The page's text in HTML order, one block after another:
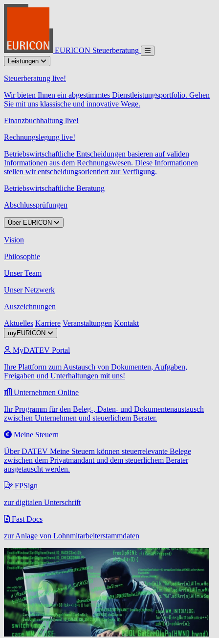
EURICON Steuerberatung
Leistungen
Steuerberatung live!
Wir bieten Ihnen ein abgestimmtes Dienstleistungsportfolio. Gehen
Sie mit uns klassische und innovative Wege.
Finanzbuchhaltung live!
Rechnungslegung live!
Betriebswirtschaftliche Entscheidungen basieren auf validen
Informationen aus dem Rechnungswesen. Diese Informationen
stellen wir entscheidungsorientiert zur Verfügung.
Betriebswirtschaftliche Beratung
Abschlussprüfungen
Über EURICON
Vision
Philosophie
Unser Team
Unser Netzwerk
Auszeichnungen
Aktuelles Karriere Veranstaltungen Kontakt
myEURICON
MyDATEV Portal
Ihre Plattform zum Austausch von Dokumenten, Aufgaben,
Freigaben und Unterhaltungen mit uns!
Unternehmen Online
Ihr Programm für den Beleg-, Daten- und Dokumentenaustausch
zwischen Unternehmen und steuerlichem Berater.
Meine Steuern
Über DATEV Meine Steuern können steuerrelevante Belege
zwischen dem Privatmandant und dem steuerlichem Berater
ausgetauscht werden.
FPSign
zur digitalen Unterschrift
Fast Docs
zur Anlage von Lohnmitarbeiterstammdaten